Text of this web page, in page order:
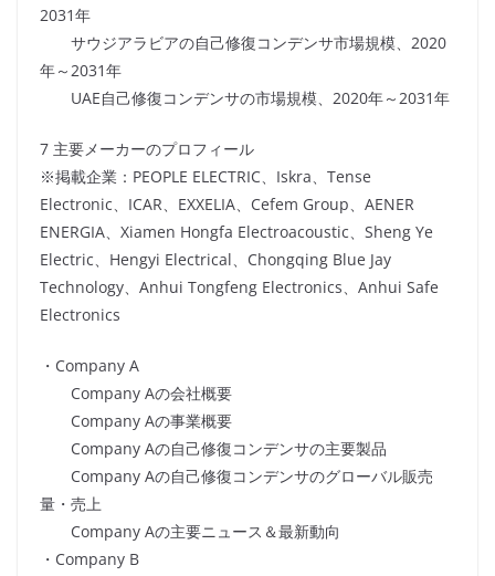
2031年
サウジアラビアの自己修復コンデンサ市場規模、2020
年～2031年
UAE自己修復コンデンサの市場規模、2020年～2031年
7 主要メーカーのプロフィール
※掲載企業：PEOPLE ELECTRIC、Iskra、Tense
Electronic、ICAR、EXXELIA、Cefem Group、AENER
ENERGIA、Xiamen Hongfa Electroacoustic、Sheng Ye
Electric、Hengyi Electrical、Chongqing Blue Jay
Technology、Anhui Tongfeng Electronics、Anhui Safe
Electronics
・Company A
Company Aの会社概要
Company Aの事業概要
Company Aの自己修復コンデンサの主要製品
Company Aの自己修復コンデンサのグローバル販売
量・売上
Company Aの主要ニュース＆最新動向
・Company B